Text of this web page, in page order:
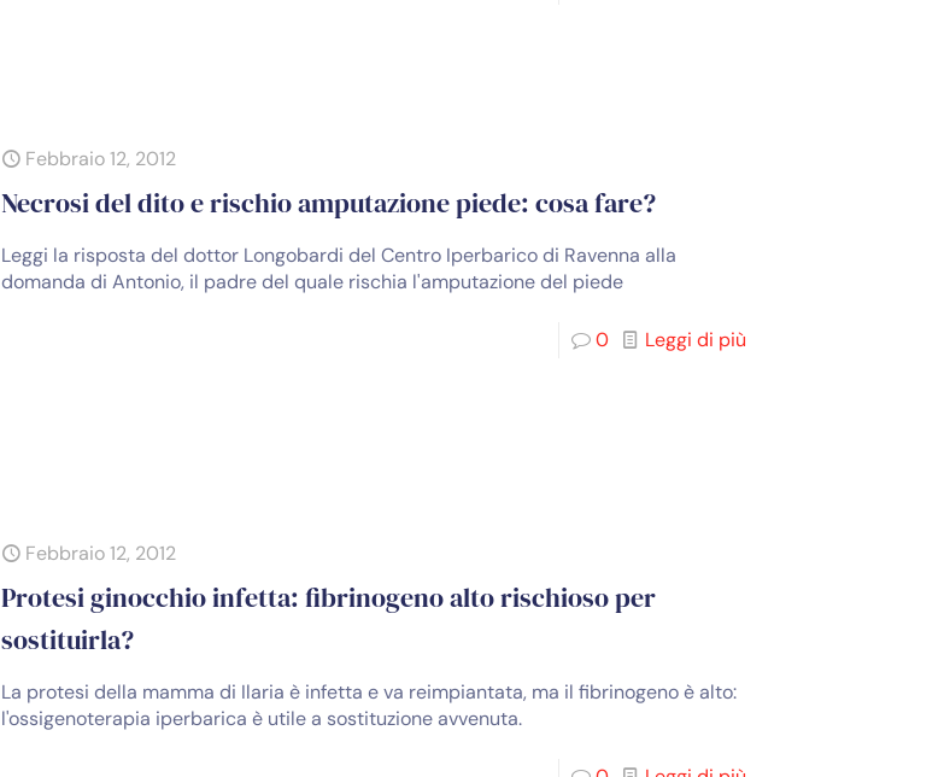
Febbraio 12, 2012
Necrosi del dito e rischio amputazione piede: cosa fare?
Leggi la risposta del dottor Longobardi del Centro Iperbarico di Ravenna alla
domanda di Antonio, il padre del quale rischia l'amputazione del piede
0 Leggi di più
Febbraio 12, 2012
Protesi ginocchio infetta: fibrinogeno alto rischioso per
sostituirla?
La protesi della mamma di Ilaria è infetta e va reimpiantata, ma il fibrinogeno è alto:
l'ossigenoterapia iperbarica è utile a sostituzione avvenuta.